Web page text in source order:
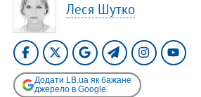
Леся Шутко
Додати LB.ua як бажане
джерело в Google